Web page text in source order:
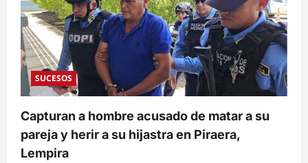
SUCESOS
Capturan a hombre acusado de matar a su
pareja y herir a su hijastra en Piraera,
Lempira